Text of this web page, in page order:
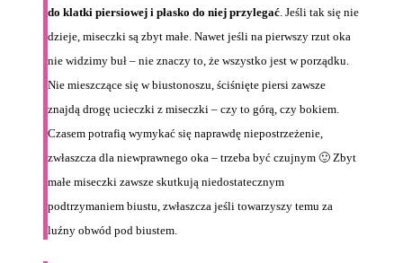
do klatki piersiowej i płasko do niej przylegać . Jeśli tak się nie
dzieje, miseczki są zbyt małe. Nawet jeśli na pierwszy rzut oka
nie widzimy buł – nie znaczy to, że wszystko jest w porządku.
Nie mieszczące się w biustonoszu, ściśnięte piersi zawsze
znajdą drogę ucieczki z miseczki – czy to górą, czy bokiem.
Czasem potrafią wymykać się naprawdę niepostrzeżenie,
zwłaszcza dla niewprawnego oka – trzeba być czujnym 🙂 Zbyt
małe miseczki zawsze skutkują niedostatecznym
podtrzymaniem biustu, zwłaszcza jeśli towarzyszy temu za
luźny obwód pod biustem.